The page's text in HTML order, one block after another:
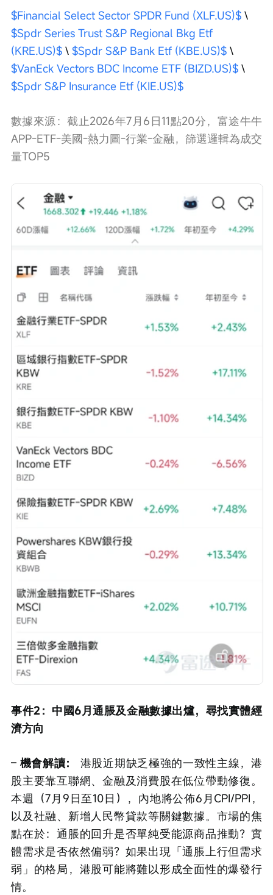
$Financial Select Sector SPDR Fund (XLF.US)$ \
$Spdr Series Trust S&P Regional Bkg Etf
(KRE.US)$ \ $Spdr S&P Bank Etf (KBE.US)$ \
$VanEck Vectors BDC Income ETF (BIZD.US)$ \
$Spdr S&P Insurance Etf (KIE.US)$
數據來源：截止2026年7月6日11點20分，富途牛牛
APP-ETF-美國-熱力圖-行業-金融，篩選邏輯為成交
量TOP5
事件2：中國6月通脹及金融數據出爐，尋找實體經
濟方向
– 機會解讀：
港股近期缺乏極強的一致性主線，港
股主要靠互聯網、金融及消費股在低位帶動修復。
本週（7月9日至10日），內地將公佈6月CPI/PPI，
以及社融、新增人民幣貸款等關鍵數據。市場的焦
點在於：通脹的回升是否單純受能源商品推動？實
體需求是否依然偏弱？如果出現「通脹上行但需求
弱」的格局，港股可能將難以形成全面性的爆發行
情。